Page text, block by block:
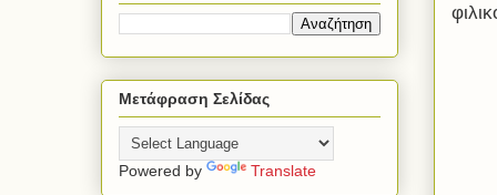
Μετάφραση Σελίδας
Powered by Translate